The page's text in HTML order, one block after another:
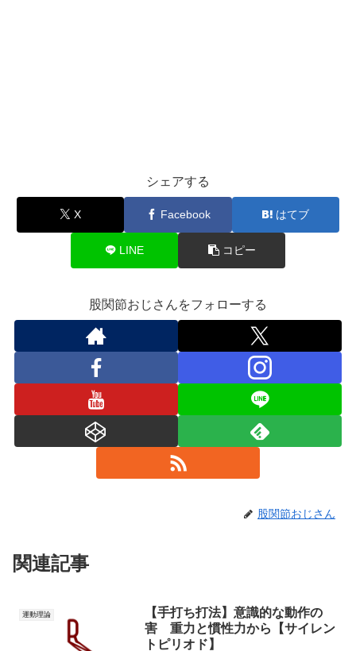
シェアする
X Facebook はてブ
LINE コピー
股関節おじさんをフォローする
股関節おじさん
関連記事
運動理論
【手打ち打法】意識的な動作の
害 重力と慣性力から【サイレン
トピリオド】